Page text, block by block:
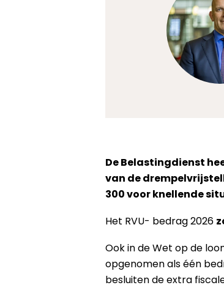
De Belastingdienst
van de
300 voor knellende
Het RVU- bedrag 2026
Ook in de Wet op de
opgenomen als één
besluiten de extra